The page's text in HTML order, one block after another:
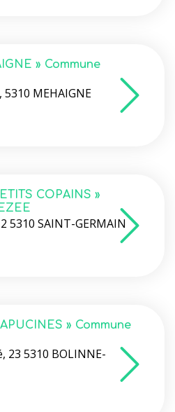
» Commune
MEHAIGNE
COPAINS »
5310 SAINT-GERMAIN
» Commune
23 5310 BOLINNE-